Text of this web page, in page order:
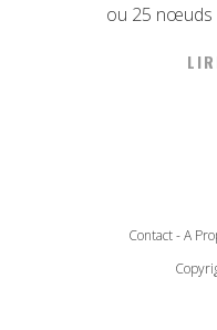
ou 25 nœuds
Contact-A